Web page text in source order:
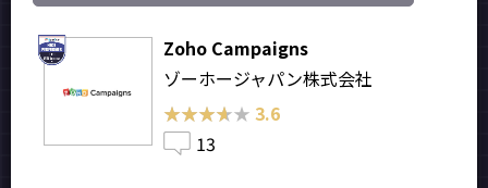
Zoho Campaigns
ゾーホージャパン株式会社
★★★★★
★★★★★ 3.6
13